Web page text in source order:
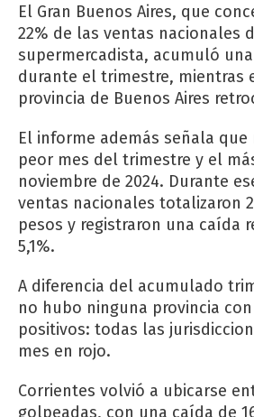
El Gran Buenos Aires, que
22% de las ventas nacionales
supermercadista, acumuló
durante el trimestre, mientras
provincia de Buenos Aires
El informe además señala
peor mes del trimestre y el
noviembre de 2024. Durante
ventas nacionales totalizaron
pesos y registraron una caída
5,1%.
A diferencia del acumulado
no hubo ninguna provincia
positivos: todas las
mes en rojo.
Corrientes volvió a ubicarse
golpeadas, con una caída de